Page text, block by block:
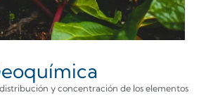
y concentración de los elementos